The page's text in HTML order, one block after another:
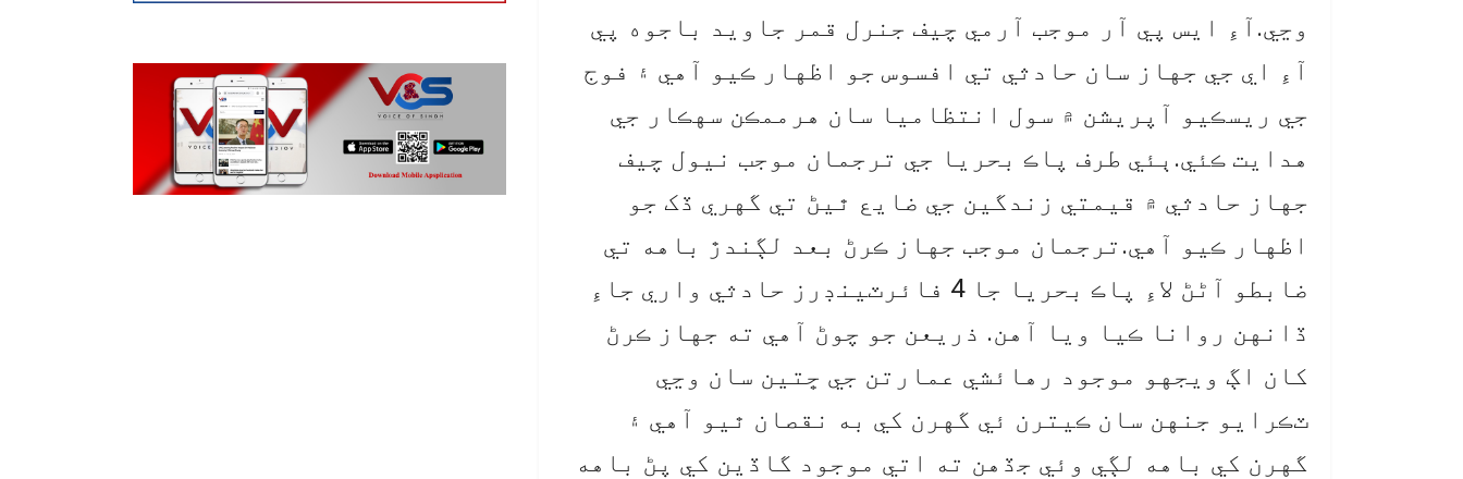
وڃي.آءِ ايس پي آر موجب آرمي چيف جنرل قمر جاويد باجوه پي
آءِ اي جي جهاز سان حادثي تي افسوس جو اظهار ڪيو آهي ۽ فوج
جي ريسڪيو آپريشن ۾ سول انتظاميا سان هرممڪن سهڪار جي
هدايت ڪئي.ٻئي طرف پاڪ بحريا جي ترجمان موجب نيول چيف
جهاز حادثي ۾ قيمتي زندگين جي ضايع ٿيڻ تي گهري ڏک جو
اظهار ڪيو آهي.ترجمان موجب جهاز ڪرڻ بعد لڳندڙ باهه تي
ضابطو آڻڻ لاءِ پاڪ بحريا جا 4 فائرٽينڊرز حادثي واري جاءِ
ڏانهن روانا ڪيا ويا آهن. ذريعن جو چوڻ آهي ته جهاز ڪرڻ
کان اڳ ويجهو موجود رهائشي عمارتن جي ڇتين سان وڃي
ٽڪرايو جنهن سان ڪيترن ئي گهرن کي به نقصان ٿيو آهي ۽
گهرن کي باهه لڳي وئي جڏهن ته اتي موجود گاڏين کي پڻ باهه